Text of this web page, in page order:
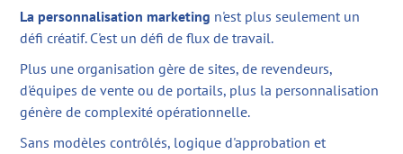
La personnalisation marketing n'est plus seulement un
défi créatif. C'est un défi de flux de travail.
Plus une organisation gère de sites, de revendeurs,
d'équipes de vente ou de portails, plus la personnalisation
génère de complexité opérationnelle.
Sans modèles contrôlés, logique d'approbation et